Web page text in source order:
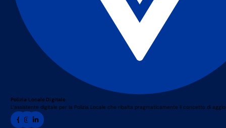
Polizia Locale Digitale
L’assistente digitale per la Polizia Locale che ribalta pragmaticamente il concetto di